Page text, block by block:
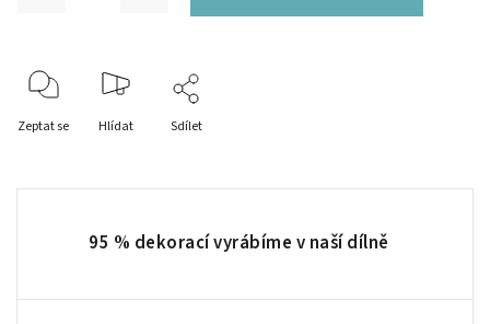
Zeptat se Hlídat Sdílet
95 % dekorací vyrábíme v naší dílně